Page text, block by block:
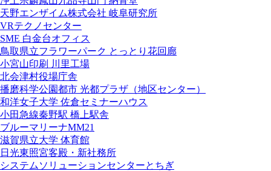
天野エンザイム株式会社 岐阜研究所
VRテクノセンター
SME 白金台オフィス
鳥取県立フラワーパーク とっとり花回廊
小宮山印刷 川里工場
北会津村役場庁舎
播磨科学公園都市 光都プラザ（地区センター）
和洋女子大学 佐倉セミナーハウス
小田急線秦野駅 橋上駅舎
ブルーマリーナMM21
滋賀県立大学 体育館
日光東照宮客殿・新社務所
システムソリューションセンターとちぎ